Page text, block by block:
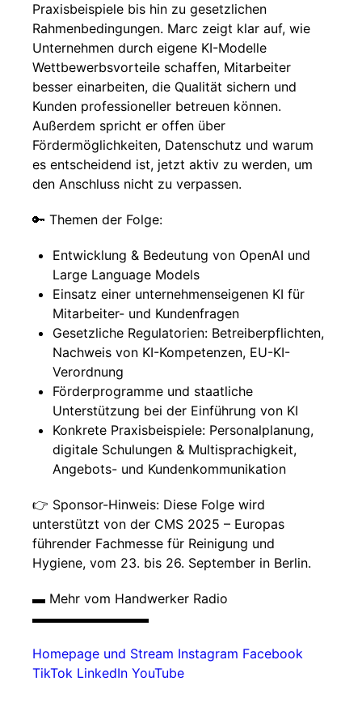
Praxisbeispiele bis hin zu gesetzlichen
Rahmenbedingungen. Marc zeigt klar auf, wie
Unternehmen durch eigene KI-Modelle
Wettbewerbsvorteile schaffen, Mitarbeiter
besser einarbeiten, die Qualität sichern und
Kunden professioneller betreuen können.
Außerdem spricht er offen über
Fördermöglichkeiten, Datenschutz und warum
es entscheidend ist, jetzt aktiv zu werden, um
den Anschluss nicht zu verpassen.
🔑 Themen der Folge:
Entwicklung & Bedeutung von OpenAI und
Large Language Models
Einsatz einer unternehmenseigenen KI für
Mitarbeiter- und Kundenfragen
Gesetzliche Regulatorien: Betreiberpflichten,
Nachweis von KI-Kompetenzen, EU-KI-
Verordnung
Förderprogramme und staatliche
Unterstützung bei der Einführung von KI
Konkrete Praxisbeispiele: Personalplanung,
digitale Schulungen & Multisprachigkeit,
Angebots- und Kundenkommunikation
👉 Sponsor-Hinweis: Diese Folge wird
unterstützt von der CMS 2025 – Europas
führender Fachmesse für Reinigung und
Hygiene, vom 23. bis 26. September in Berlin.
▬ Mehr vom Handwerker Radio
▬▬▬▬▬▬▬▬▬
Homepage und Stream Instagram Facebook
TikTok LinkedIn YouTube